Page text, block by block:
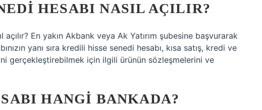
HESABI NASIL AÇILIR?
açılır? En yakın Akbank veya Ak Yatırım şubesine başvurarak
yanı sıra kredili hisse senedi hesabı, kısa satış, kredi ve
gerçekleştirebilmek için ilgili ürünün sözleşmelerini ve
HANGI BANKADA?